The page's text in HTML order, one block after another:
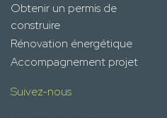
Obtenir un permis de
construire
Rénovation énergétique
Accompagnement projet
Suivez-nous